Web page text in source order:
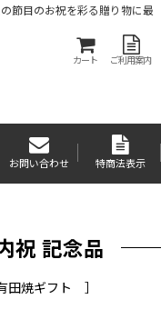
節目のお祝を彩る贈り物に最
カート ご利用案内
お問い合わせ 特商法表示
祝 記念品
田焼ギフト ］